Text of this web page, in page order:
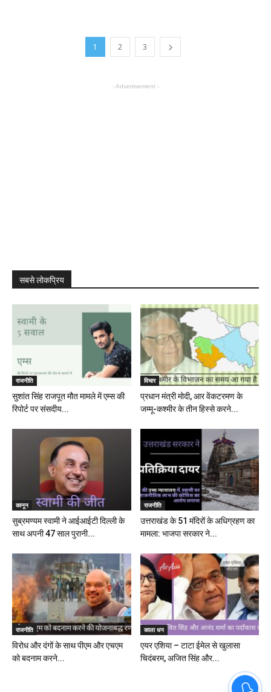
1 2 3
- Advertisement -
सबसे लोकप्रिय
राजनीति
सुशांत सिंह राजपूत मौत मामले में एम्स की
रिपोर्ट पर संसदीय...
विचार
प्रधान मंत्री मोदी, आर वेंकटरमण के
जम्मू-कश्मीर के तीन हिस्से करने...
कानून
सुब्रमण्यम स्वामी ने आईआईटी दिल्ली के
साथ अपनी 47 साल पुरानी...
राजनीति
उत्तराखंड के 51 मंदिरों के अधिग्रहण का
मामला: भाजपा सरकार ने...
राजनीति
विरोध और दंगों के साथ पीएम और एचएम
को बदनाम करने...
काला धन
एयर एशिया – टाटा ईमेल से खुलासा
चिदंबरम, अजित सिंह और...